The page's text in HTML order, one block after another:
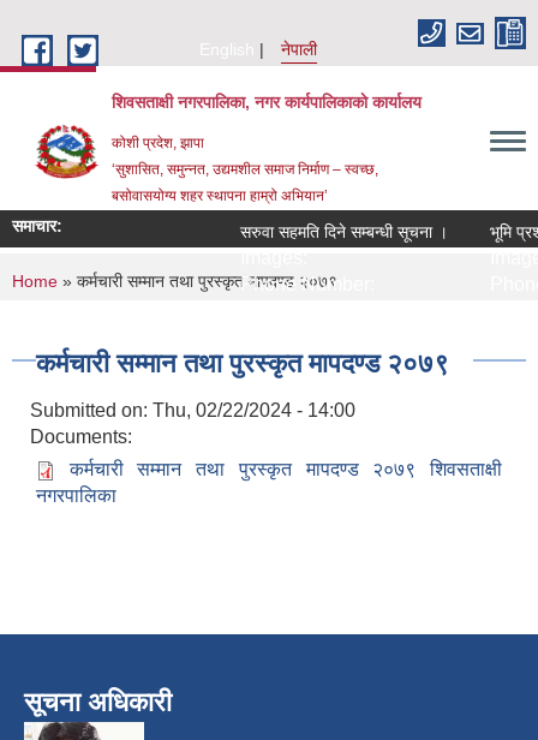
English
नेपाली
शिवसताक्षी नगरपालिका, नगर कार्यपालिकाकाे कार्यालय
कोशी प्रदेश, झापा
‘सुशासित, समुन्‍नत, उद्यमशील समाज निर्माण – स्वच्छ,
बसोवासयोग्य शहर स्थापना हाम्रो अभियान’
समाचार: सरुवा सहमति दिने सम्बन्धी सूचना ।
Phone Number:
भूमि
You are here
Home » कर्मचारी सम्मान तथा पुरस्कृत मापदण्ड २०७९
कर्मचारी सम्मान तथा पुरस्कृत मापदण्ड २०७९
Submitted on: Thu, 02/22/2024 - 14:00
Documents:
कर्मचारी सम्मान तथा पुरस्कृत मापदण्ड २०७९ शिवसताक्षी
नगरपालिका
सूचना अधिकारी